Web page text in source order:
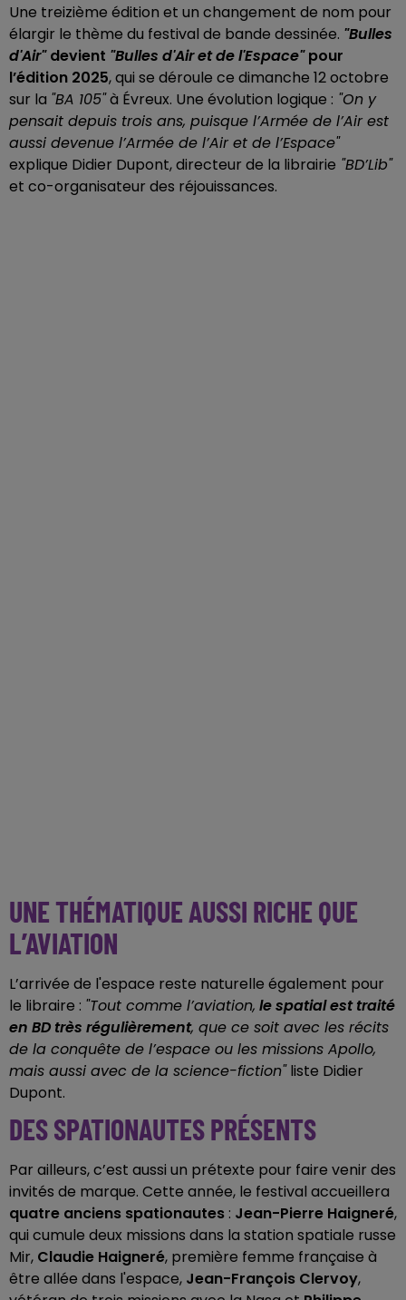
Une treizième édition et un changement de nom pour
élargir le thème du festival de bande dessinée. "Bulles
d'Air"devient "Bulles d'Air et de l'Espace"pour
l’édition 2025, qui se déroule ce dimanche 12 octobre
sur la "BA 105"à Évreux. Une évolution logique : "On y
pensait depuis trois ans, puisque l’Armée de l’Air est
aussi devenue l’Armée de l’Air et de l’Espace"
explique Didier Dupont, directeur de la librairie "BD’Lib"
et co-organisateur des réjouissances.
UNE THÉMATIQUE AUSSI RICHE QUE
L’AVIATION
L’arrivée de l'espace reste naturelle également pour
le libraire : "Tout comme l’aviation, le spatial est traité
en BD très régulièrement, que ce soit avec les récits
de la conquête de l’espace ou les missions Apollo,
mais aussi avec de la science-fiction"liste Didier
Dupont.
DES SPATIONAUTES PRÉSENTS
Par ailleurs, c’est aussi un prétexte pour faire venir des
invités de marque. Cette année, le festival accueillera
quatre anciens spationautes : Jean-Pierre Haigneré,
qui cumule deux missions dans la station spatiale russe
Mir, Claudie Haigneré, première femme française à
être allée dans l'espace, Jean-François Clervoy,